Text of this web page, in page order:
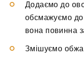
Додаємо до
обсмажуємо до
вона повинна
Змішуємо